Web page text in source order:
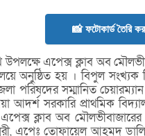
📸 ফটোকার্ড তৈরি
এপেক্স ক্লাব অব
অনুষ্ঠিত হয় । বিপুল সংখ্যক
পরিষদের সম্মানিত
আদর্শ সরকারি প্রাথমিক
ক্লাব অব মৌলভীবাজারের
এপেঃ তোফায়েল আহমদ